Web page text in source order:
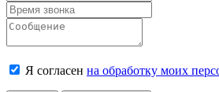
Я согласен на обработку моих